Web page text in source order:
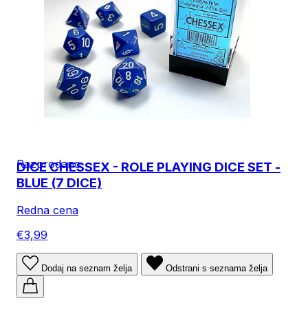
Razprodano
DICE CHESSEX - ROLE PLAYING DICE SET -
BLUE (7 DICE)
Redna cena
€3,99
Dodaj na seznam želja Odstrani s seznama želja